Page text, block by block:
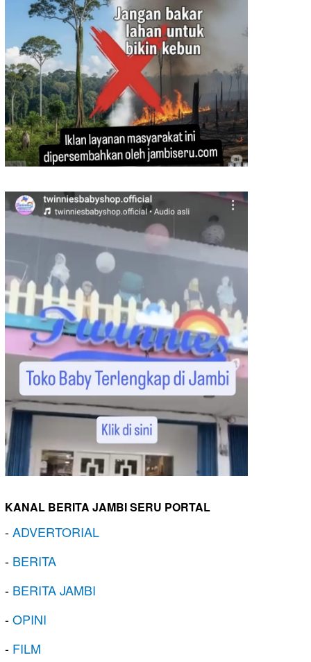
KANAL BERITA JAMBI SERU PORTAL
-ADVERTORIAL
- BERITA
- BERITA JAMBI
-OPINI
- FILM